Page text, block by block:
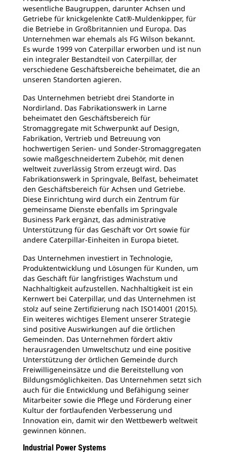
wesentliche Baugruppen, darunter Achsen und
Getriebe für knickgelenkte Cat®-Muldenkipper, für
die Betriebe in Großbritannien und Europa. Das
Unternehmen war ehemals als FG Wilson bekannt.
Es wurde 1999 von Caterpillar erworben und ist nun
ein integraler Bestandteil von Caterpillar, der
verschiedene Geschäftsbereiche beheimatet, die an
unseren Standorten agieren.
Das Unternehmen betriebt drei Standorte in
Nordirland. Das Fabrikationswerk in Larne
beheimatet den Geschäftsbereich für
Stromaggregate mit Schwerpunkt auf Design,
Fabrikation, Vertrieb und Betreuung von
hochwertigen Serien- und Sonder-Stromaggregaten
sowie maßgeschneidertem Zubehör, mit denen
weltweit zuverlässig Strom erzeugt wird. Das
Fabrikationswerk in Springvale, Belfast, beheimatet
den Geschäftsbereich für Achsen und Getriebe.
Diese Einrichtung wird durch ein Zentrum für
gemeinsame Dienste ebenfalls im Springvale
Business Park ergänzt, das administrative
Unterstützung für das Geschäft vor Ort sowie für
andere Caterpillar-Einheiten in Europa bietet.
Das Unternehmen investiert in Technologie,
Produktentwicklung und Lösungen für Kunden, um
das Geschäft für langfristiges Wachstum und
Nachhaltigkeit aufzustellen. Nachhaltigkeit ist ein
Kernwert bei Caterpillar, und das Unternehmen ist
stolz auf seine Zertifizierung nach ISO14001 (2015).
Ein weiteres wichtiges Element unserer Strategie
sind positive Auswirkungen auf die örtlichen
Gemeinden. Das Unternehmen fördert aktiv
herausragenden Umweltschutz und eine positive
Unterstützung der örtlichen Gemeinde durch
Freiwilligeneinsätze und die Bereitstellung von
Bildungsmöglichkeiten. Das Unternehmen setzt sich
auch für die Entwicklung und Befähigung seiner
Mitarbeiter sowie die Pflege und Förderung einer
Kultur der fortlaufenden Verbesserung und
Innovation ein, damit wir den Wettbewerb weltweit
gewinnen können.
Industrial Power Systems